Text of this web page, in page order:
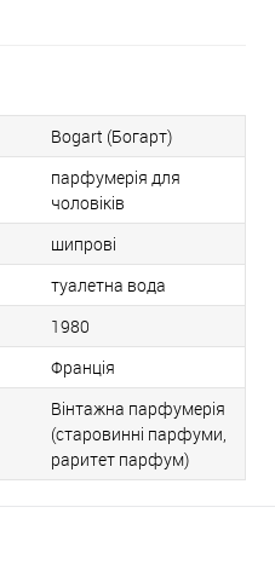
Bogart (Богарт)
парфумерія для
чоловіків
шипрові
туалетна вода
1980
Франція
Вінтажна парфумерія
(старовинні парфуми,
раритет парфум)